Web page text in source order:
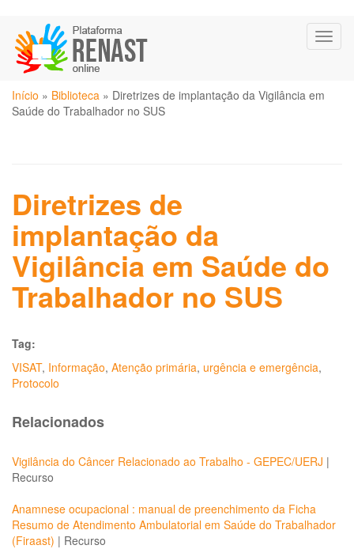
para
conteúdo
principal
Você
está
Início » Biblioteca » Diretrizes de implantação da Vigilância em
Saúde do Trabalhador no SUS
Diretrizes de
implantação da
Vigilância em Saúde do
Trabalhador no SUS
Tag:
VISAT, Informação, Atenção primária, urgência e emergência,
Protocolo
Relacionados
Vigilância do Câncer Relacionado ao Trabalho - GEPEC/UERJ |
Recurso
Anamnese ocupacional : manual de preenchimento da Ficha
Resumo de Atendimento Ambulatorial em Saúde do Trabalhador
(Firaast) | Recurso